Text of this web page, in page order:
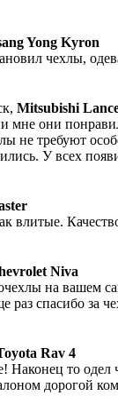
Yong Kyron
чехлы,
Mitsubishi
мне они
не требуют
У всех
влитые.
Niva
на вашем
раз спасибо за
Rav 4
Наконец то
дорогой